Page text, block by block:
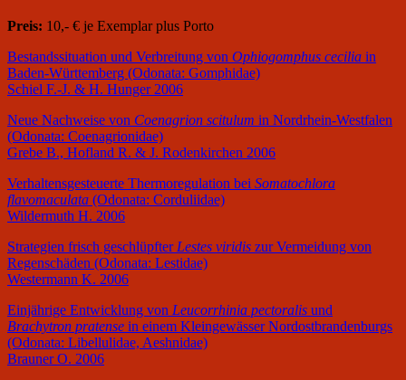
Preis: 10,- € je Exemplar plus Porto
Bestandssituation und Verbreitung von Ophiogomphus cecilia in
Baden-Württemberg (Odonata: Gomphidae)
Schiel F.-J. & H. Hunger 2006
Neue Nachweise von Coenagrion scitulum in Nordrhein-Westfalen
(Odonata: Coenagrionidae)
Grebe B., Hofland R. & J. Rodenkirchen 2006
Verhaltensgesteuerte Thermoregulation bei Somatochlora
flavomaculata (Odonata: Corduliidae)
Wildermuth H. 2006
Strategien frisch geschlüpfter Lestes viridis zur Vermeidung von
Regenschäden (Odonata: Lestidae)
Westermann K. 2006
Einjährige Entwicklung von Leucorrhinia pectoralis und
Brachytron pratense in einem Kleingewässer Nordostbrandenburgs
(Odonata: Libellulidae, Aeshnidae)
Brauner O. 2006